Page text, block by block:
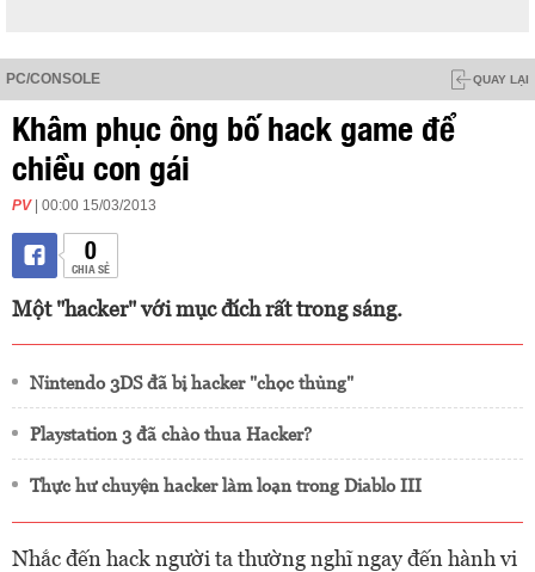
PC/CONSOLE QUAY LẠI
Khâm phục ông bố hack game để
chiều con gái
PV | 00:00 15/03/2013
0
CHIA SẺ
Một "hacker" với mục đích rất trong sáng.
Nintendo 3DS đã bị hacker "chọc thủng"
Playstation 3 đã chào thua Hacker?
Thực hư chuyện hacker làm loạn trong Diablo III
Nhắc đến hack người ta thường nghĩ ngay đến hành vi